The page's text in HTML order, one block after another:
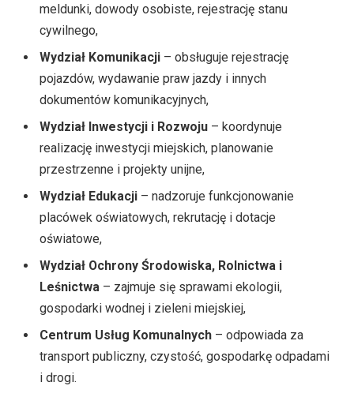
meldunki, dowody osobiste, rejestrację stanu
cywilnego,
Wydział Komunikacji – obsługuje rejestrację
pojazdów, wydawanie praw jazdy i innych
dokumentów komunikacyjnych,
Wydział Inwestycji i Rozwoju – koordynuje
realizację inwestycji miejskich, planowanie
przestrzenne i projekty unijne,
Wydział Edukacji – nadzoruje funkcjonowanie
placówek oświatowych, rekrutację i dotacje
oświatowe,
Wydział Ochrony Środowiska, Rolnictwa i
Leśnictwa – zajmuje się sprawami ekologii,
gospodarki wodnej i zieleni miejskiej,
Centrum Usług Komunalnych – odpowiada za
transport publiczny, czystość, gospodarkę odpadami
i drogi.